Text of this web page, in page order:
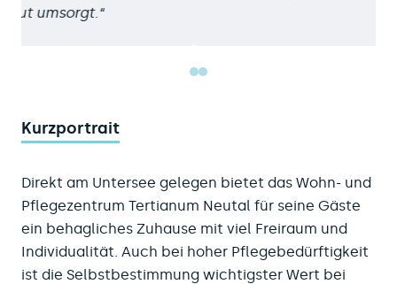
Kurzportrait
Direkt am Untersee gelegen bietet das Wohn- und
Pflegezentrum Tertianum Neutal für seine Gäste
ein behagliches Zuhause mit viel Freiraum und
Individualität. Auch bei hoher Pflegebedürftigkeit
ist die Selbstbestimmung wichtigster Wert bei